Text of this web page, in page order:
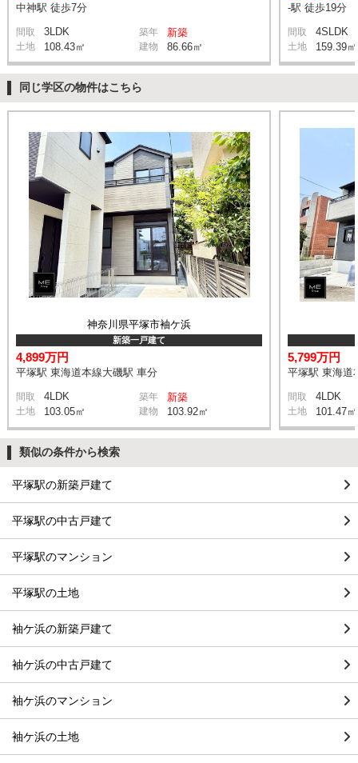
中神駅 徒歩7分
間取 3LDK 築年 新築
土地 108.43㎡ 建物 86.66㎡
-駅 徒歩19分
間取 4SLDK
土地 159.39㎡
同じ学区の物件はこちら
神奈川県平塚市袖ケ浜
新築一戸建て
4,899万円
平塚駅 東海道本線大磯駅 車分
間取 4LDK 築年 新築
土地 103.05㎡ 建物 103.92㎡
5,799万円
平塚駅 東海道
間取 4LDK
土地 101.47㎡
類似の条件から検索
平塚駅の新築戸建て
平塚駅の中古戸建て
平塚駅のマンション
平塚駅の土地
袖ケ浜の新築戸建て
袖ケ浜の中古戸建て
袖ケ浜のマンション
袖ケ浜の土地